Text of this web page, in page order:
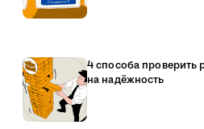
4 способа проверить
на надёжность